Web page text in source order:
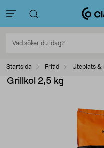
Startsida Fritid Uteplats &
Grillkol 2,5 kg